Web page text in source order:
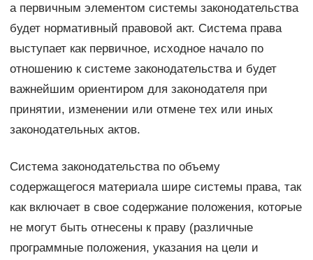
а первичным элементом системы законодательства
будет нормативный правовой акт. Система права
выступает как первичное, исходное начало по
отношению к системе законодательства и будет
важнейшим ориентиром для законодателя при
принятии, изменении или отмене тех или иных
законодательных актов.
Система законодательства по объему
содержащегося материала шире системы права, так
как включает в ϲʙᴏе содержание положения, кᴏᴛᴏᴩые
не могут быть отнесены к праву (различные
программные положения, указания на цели и